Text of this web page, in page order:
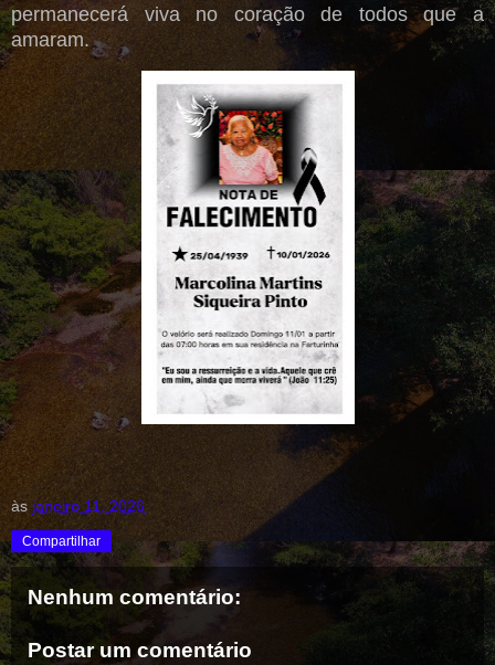
permanecerá viva no coração de todos que a
amaram.
às janeiro 11, 2026
Compartilhar
Nenhum comentário:
Postar um comentário